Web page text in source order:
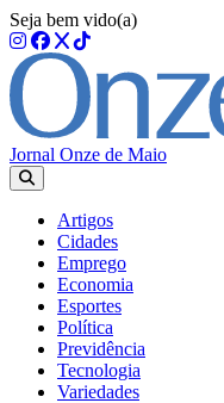
Seja bem vido(a)
Jornal Onze de Maio
Artigos
Cidades
Emprego
Economia
Esportes
Política
Previdência
Tecnologia
Variedades